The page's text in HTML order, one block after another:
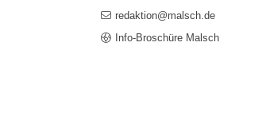
redaktion@malsch.de
Info-Broschüre Malsch